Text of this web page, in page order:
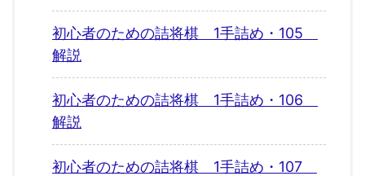
初心者のための詰将棋 1手詰め・105
解説
初心者のための詰将棋 1手詰め・106
解説
初心者のための詰将棋 1手詰め・107